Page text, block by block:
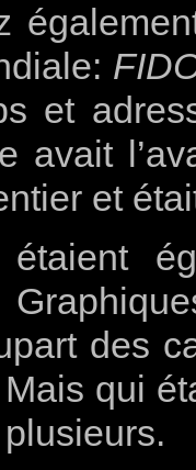
et
avait
et
des
qui